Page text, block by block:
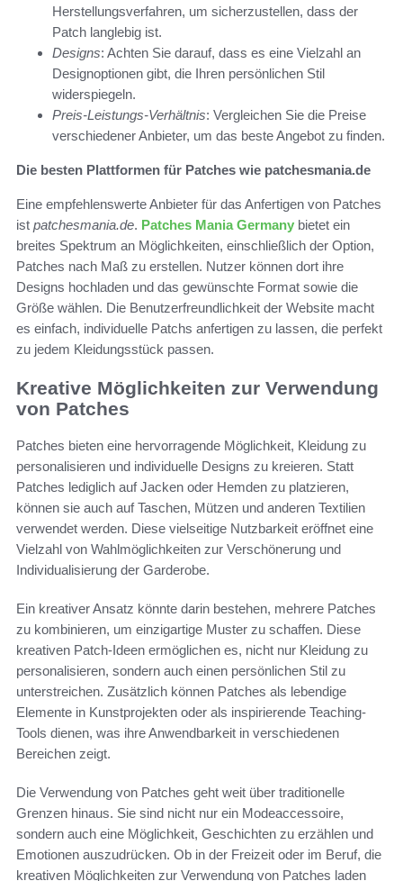
Herstellungsverfahren, um sicherzustellen, dass der
Patch langlebig ist.
Designs: Achten Sie darauf, dass es eine Vielzahl an
Designoptionen gibt, die Ihren persönlichen Stil
widerspiegeln.
Preis-Leistungs-Verhältnis: Vergleichen Sie die Preise
verschiedener Anbieter, um das beste Angebot zu finden.
Die besten Plattformen für Patches wie patchesmania.de
Eine empfehlenswerte Anbieter für das Anfertigen von Patches
ist patchesmania.de. Patches Mania Germany bietet ein
breites Spektrum an Möglichkeiten, einschließlich der Option,
Patches nach Maß zu erstellen. Nutzer können dort ihre
Designs hochladen und das gewünschte Format sowie die
Größe wählen. Die Benutzerfreundlichkeit der Website macht
es einfach, individuelle Patchs anfertigen zu lassen, die perfekt
zu jedem Kleidungsstück passen.
Kreative Möglichkeiten zur Verwendung
von Patches
Patches bieten eine hervorragende Möglichkeit, Kleidung zu
personalisieren und individuelle Designs zu kreieren. Statt
Patches lediglich auf Jacken oder Hemden zu platzieren,
können sie auch auf Taschen, Mützen und anderen Textilien
verwendet werden. Diese vielseitige Nutzbarkeit eröffnet eine
Vielzahl von Wahlmöglichkeiten zur Verschönerung und
Individualisierung der Garderobe.
Ein kreativer Ansatz könnte darin bestehen, mehrere Patches
zu kombinieren, um einzigartige Muster zu schaffen. Diese
kreativen Patch-Ideen ermöglichen es, nicht nur Kleidung zu
personalisieren, sondern auch einen persönlichen Stil zu
unterstreichen. Zusätzlich können Patches als lebendige
Elemente in Kunstprojekten oder als inspirierende Teaching-
Tools dienen, was ihre Anwendbarkeit in verschiedenen
Bereichen zeigt.
Die Verwendung von Patches geht weit über traditionelle
Grenzen hinaus. Sie sind nicht nur ein Modeaccessoire,
sondern auch eine Möglichkeit, Geschichten zu erzählen und
Emotionen auszudrücken. Ob in der Freizeit oder im Beruf, die
kreativen Möglichkeiten zur Verwendung von Patches laden